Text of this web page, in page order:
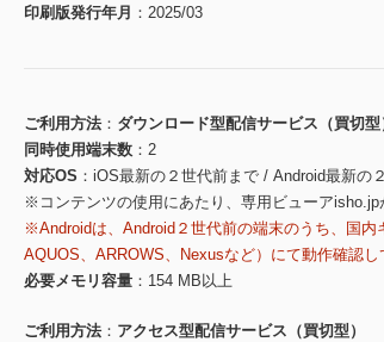
印刷版発行年月
2025/03
ご利用方法
ダウンロード型配信サービス（買切型
同時使用端末数
2
対応OS
iOS最新の２世代前まで / Android最新の
※コンテンツの使用にあたり、専用ビューアisho.jp
※Androidは、Android２世代前の端末のうち、国内
AQUOS、ARROWS、Nexusなど）にて動作確認し
必要メモリ容量
154 MB以上
ご利用方法
アクセス型配信サービス（買切型）